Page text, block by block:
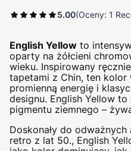
5.00(Oceny: 1
English Yellow to
oparty na żółcieni
wieku. Inspirowany
tapetami z Chin, ten
promienną energię i
designu. English Yellow to
pigmentu ziemnego –
Doskonały do
retro z lat 50., English